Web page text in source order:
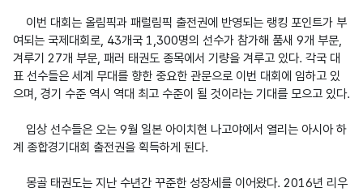
여되는 국제대회로, 43개국 1,300명의 선수가 참가해 품새 9개 부문,
겨루기 27개 부문, 패러 태권도 종목에서 기량을 겨루고 있다. 각국 대
표 선수들은 세계 무대를 향한 중요한 관문으로 이번 대회에 임하고 있
으며, 경기 수준 역시 역대 최고 수준이 될 것이라는 기대를 모으고 있다.
계 종합경기대회 출전권을 획득하게 된다.